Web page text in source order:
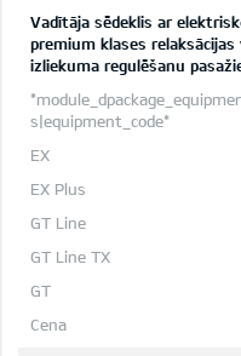
Vadītāja sēdeklis ar
premium klases
izliekuma regulēšanu